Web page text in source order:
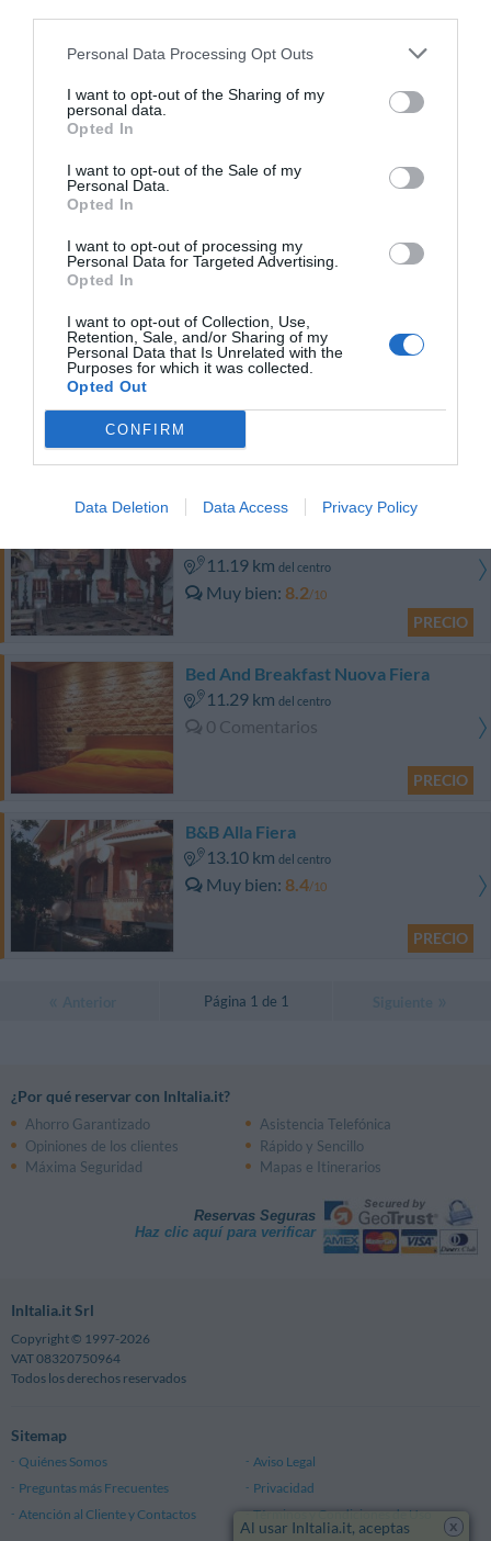
Personal Data Processing Opt Outs
I want to opt-out of the Sharing of my
personal data.
Opted In
I want to opt-out of the Sale of my
Personal Data.
Opted In
I want to opt-out of processing my
Personal Data for Targeted Advertising.
Opted In
I want to opt-out of Collection, Use,
Retention, Sale, and/or Sharing of my
Personal Data that Is Unrelated with the
Purposes for which it was collected.
Opted Out
CONFIRM
Data Deletion Data Access Privacy Policy
1.33 km
Fabuloso 8.8/10
9.74 kmdel centro
Muy bien
Ostia Antica Park Hotel & Spa
7.44 kmdel centro
PRECIO
Hotel Giulietta e Romeo
11.19 km del centro
Muy bien 8.2/10
PRECIO
Bed And Breakfast Nuova Fiera
11.29 km del centro
0 Comentarios
PRECIO
B&B Alla Fiera
13.10 km del centro
Muy bien 8.4/10
PRECIO
Página 1 de 1
¿Por qué reservar con InItalia.it?
Ahorro Garantizado
Asistencia Telefónica
Opiniones de los clientes
Rápido y Sencillo
Máxima Seguridad
Mapas e Itinerarios
Reservas Seguras
Haz clic aquí para verificar
InItalia.it Srl
Copyright © 1997-2026
VAT 08320750964
Todos los derechos reservados
Sitemap
Quiénes Somos
Aviso Legal
Preguntas más Frecuentes
Privacidad
Atención al Cliente y Contactos
Términos y Condiciones de Uso
x
Al usar InItalia.it, aceptas